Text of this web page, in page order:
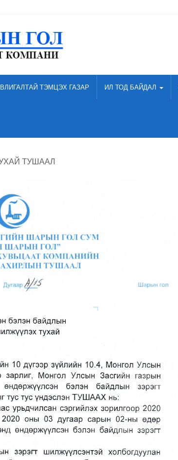
ТЭМЦЭХ ГАЗАР ИЛ ТОД БАЙДАЛ
ТУШААЛ